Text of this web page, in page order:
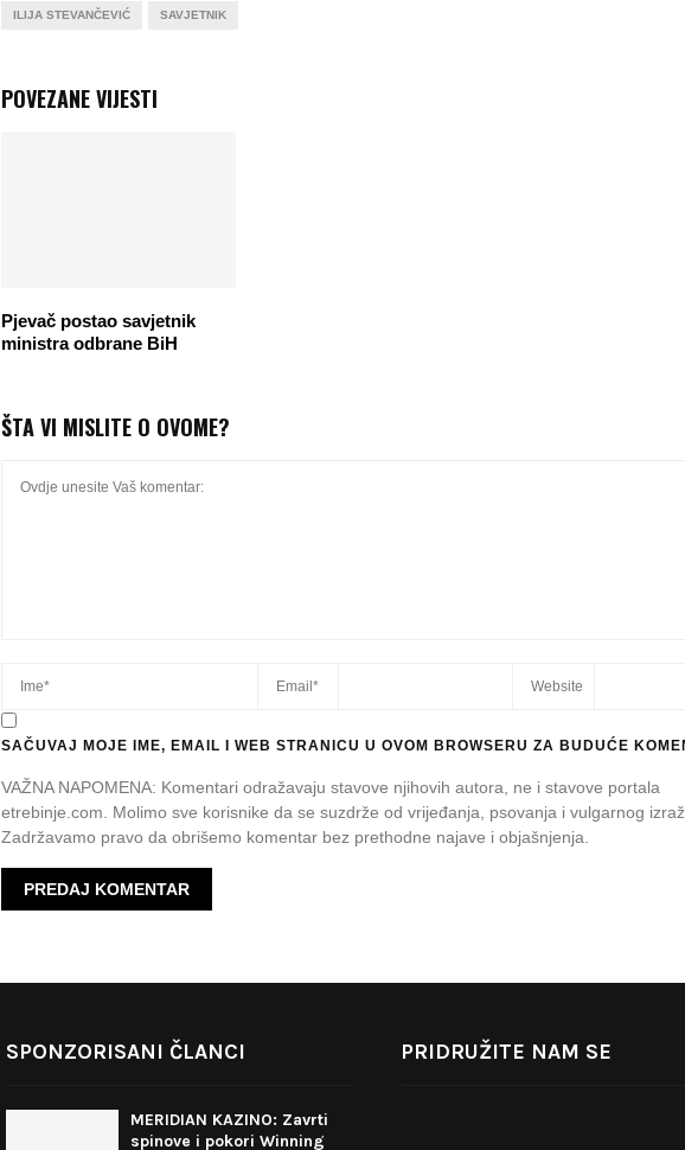
ILIJA STEVANČEVIĆ SAVJETNIK
POVEZANE VIJESTI
Pjevač postao savjetnik
ministra odbrane BiH
ŠTA VI MISLITE O OVOME?
SAČUVAJ MOJE IME, EMAIL I WEB STRANICU U OVOM BROWSERU ZA BUDUĆE
VAŽNA NAPOMENA: Komentari odražavaju stavove njihovih autora, ne i stavove portala
etrebinje.com. Molimo sve korisnike da se suzdrže od vrijeđanja, psovanja i vulgarnog
Zadržavamo pravo da obrišemo komentar bez prethodne najave i objašnjenja.
SPONZORISANI ČLANCI
MERIDIAN KAZINO: Zavrti
spinove i pokori Winning
PRIDRUŽITE NAM SE